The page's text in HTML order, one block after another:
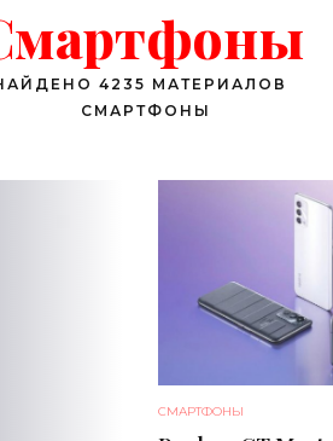
4235 МАТЕРИАЛОВ
СМАРТФОНЫ
СМАРТФОНЫ